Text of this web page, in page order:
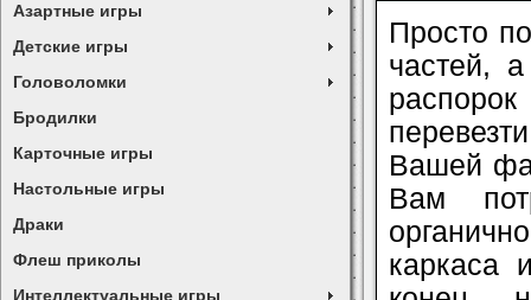
Азартные игры
Детские игры
Головоломки
Бродилки
Карточные игры
Настольные игры
Драки
Флеш приколы
Интеллектуальные игры
Просто
частей,
Вашей
Вам
каркаса